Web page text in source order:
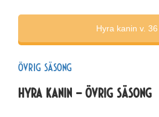
Hyra kanin v.
Övrig säsong
Hyra kanin – övrig säsong